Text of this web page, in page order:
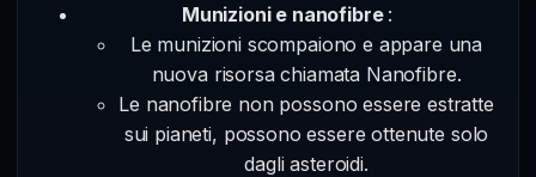
Munizioni e nanofibre :
Le munizioni scompaiono e appare una
nuova risorsa chiamata Nanofibre.
Le nanofibre non possono essere estratte
sui pianeti, possono essere ottenute solo
dagli asteroidi.